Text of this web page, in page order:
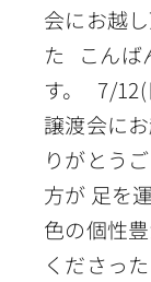
会にお越
た こんば
す。 7/12(
譲渡会に
りがとう
方が 足を
色の個性
くださっ